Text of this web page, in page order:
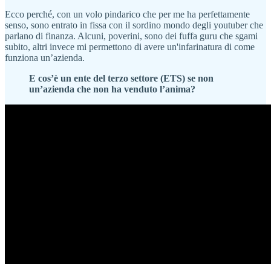
Ecco perché, con un volo pindarico che per me ha perfettamente
senso, sono entrato in fissa con il sordino mondo degli youtuber che
parlano di finanza. Alcuni, poverini, sono dei fuffa guru che sgami
subito, altri invece mi permettono di avere un'infarinatura di come
funziona un’azienda.
E cos’è un ente del terzo settore (ETS) se non
un’azienda che non ha venduto l’anima?